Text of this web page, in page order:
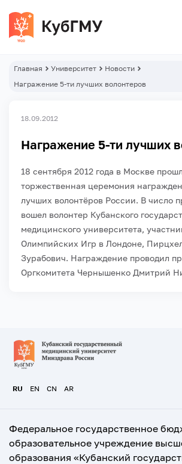
Главная Университет
Новости
Награжение 5-ти лучших волонтеров
18.09.2012
Награжение 5-ти лучших
18 сентября 2012 года в Москве
торжественная церемония
лучших волонтёров России. В число
вошел волонтер Кубанского
медицинского университета,
Олимпийских Игр в Лондоне,
Зурабович. Награждение проводил
Оргкомитета Чернышенко Дмитрий
RU EN CN AR
Федеральное государственное
образовательное учреждение
образования «Кубанский